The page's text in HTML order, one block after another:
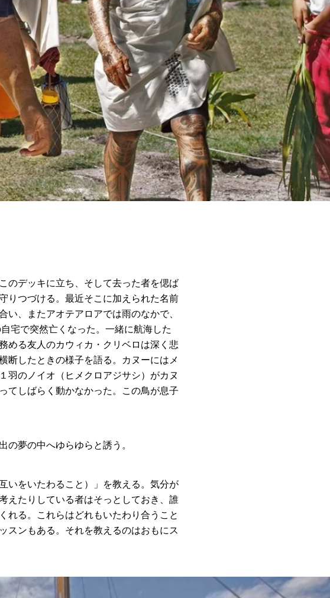
のデッキに立ち、そして去った者を偲ば
りつづける。最近そこに加えられた名前
、またアオテアロアでは雨のなかで、
宅で突然亡くなった。一緒に航海した
める友人のカウィカ・クリベロは深く悲
断したときの様子を語る。カヌーにはメ
羽のノイオ（ヒメクロアジサシ）がカヌ
てしばらく動かなかった。この鳥が息子
夢の中へゆらゆらと誘う。
いをいたわること）」を教える。気分が
えたりしている者はそっとしておき、誰
れる。これらはどれもいたわり合うこと
スンもある。それを教えるのはおもにス